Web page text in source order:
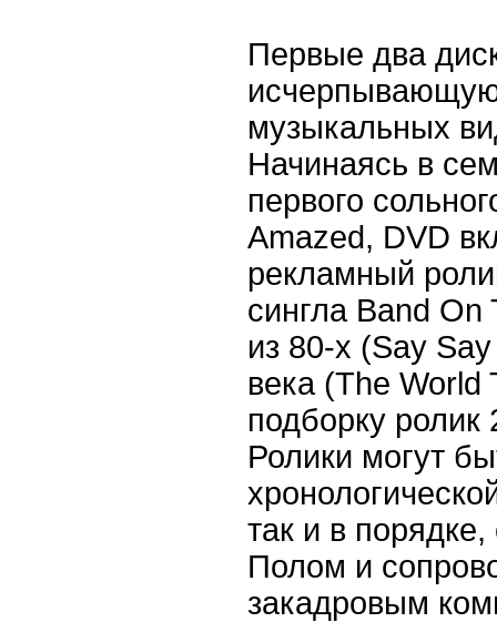
Первые два
музыкальных
Начинаясь в
первого
Amazed, DVD
рекламный
сингла Band
из 80-х (Say
века (The World
подборку ролик
Ролики могут
так и в
Полом и
закадровым